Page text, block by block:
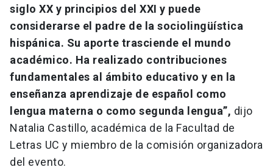
siglo XX y principios del XXI y puede
considerarse el padre de la sociolingüística
hispánica. Su aporte trasciende el mundo
académico. Ha realizado contribuciones
fundamentales al ámbito educativo y en la
enseñanza aprendizaje de español como
lengua materna o como segunda lengua”, dijo
Natalia Castillo, académica de la Facultad de
Letras UC y miembro de la comisión organizadora
del evento.